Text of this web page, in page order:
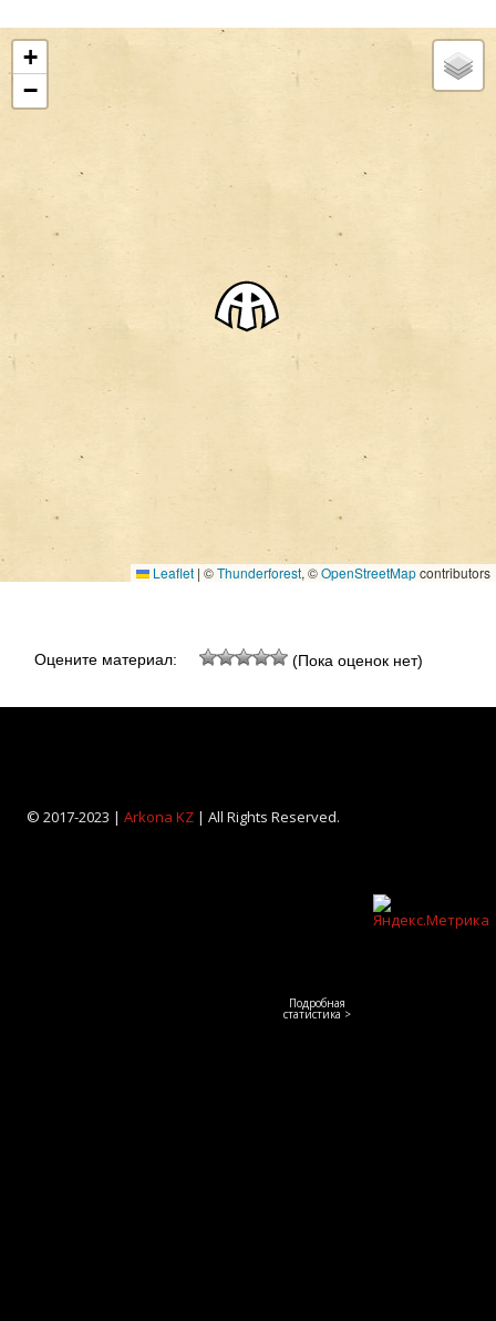
+
−
Leaflet | ©Thunderforest, ©OpenStreetMapcontributors
Оцените материал: (Пока оценок нет)
© 2017-2023 | Arkona KZ| All Rights Reserved.
Подробная
статистика >